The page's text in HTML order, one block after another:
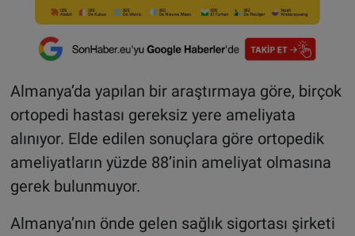
Almanya’da yapılan bir araştırmaya göre, birçok
ortopedi hastası gereksiz yere ameliyata
alınıyor. Elde edilen sonuçlara göre ortopedik
ameliyatların yüzde 88’inin ameliyat olmasına
gerek bulunmuyor.
Almanya’nın önde gelen sağlık sigortası şirketi